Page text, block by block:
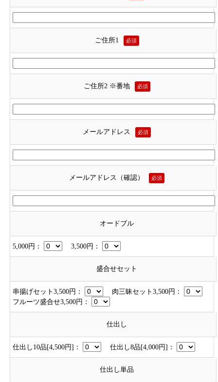
ご住所1 必須
ご住所2 ※番地 必須
メールアドレス 必須
メールアドレス（確認） 必須
オードブル
5,000円： 3,500円：
盛合せセット
串揚げセット3,500円：
肉三昧セット3,500円：
フルーツ盛合せ3,500円：
仕出し
仕出し10品[4,500円]： 仕出し8品[4,000円]：
仕出し単品